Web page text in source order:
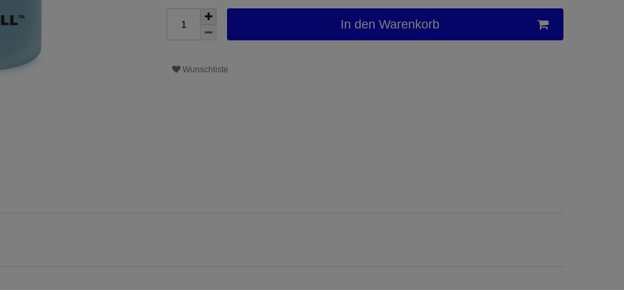
In den Warenkorb
Wunschliste